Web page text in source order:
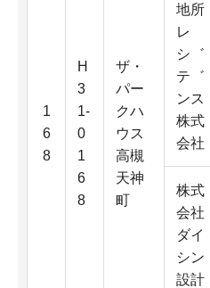
1
6
8
H
3
1-
0
1
6
8
ザ・
パー
クハ
ウス
高槻
天神
町
地所
レ
シ゛
テ゛
ンス
株式
会社
株式
会社
ダイ
シン
設計